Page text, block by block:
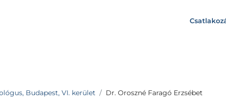
Budapest, VI. kerület Dr. Oroszné Faragó Erzsébet